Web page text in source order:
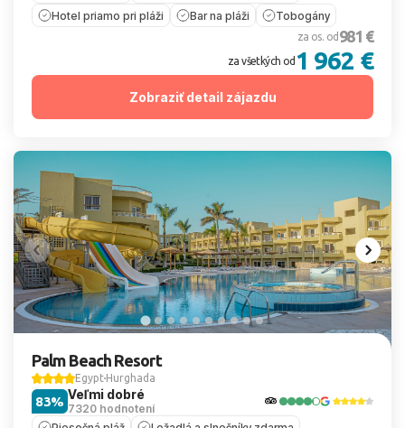
Hotel priamo pri pláži
Bar na pláži Tobogány
za os. od 981 €
za všetkých od 1 962 €
Zobraziť detail zájazdu
Palm Beach Resort
Egypt Hurghada
Veľmi dobré
7320 hodnotení
83%